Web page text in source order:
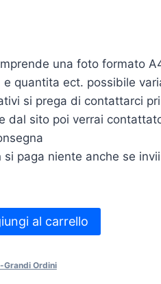
una foto formato
e quantita ect. possibile
si prega di contattarci
dal sito poi verrai
si paga niente anche se
al carrello
Grandi Ordini